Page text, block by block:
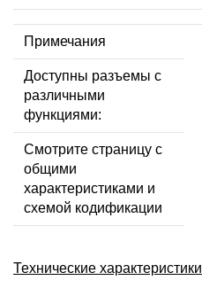
Примечания
Доступны разъемы с
различными
функциями:
Смотрите страницу с
общими
характеристиками и
схемой кодификации
Технические характеристики